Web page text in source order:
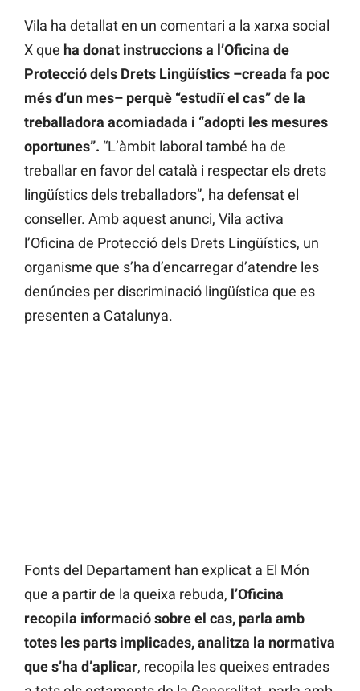
Vila ha detallat en un comentari a la xarxa social
X que ha donat instruccions a l’Oficina de
Protecció dels Drets Lingüístics –creada fa poc
més d’un mes– perquè “estudiï el cas” de la
treballadora acomiadada i “adopti les mesures
oportunes”. “L’àmbit laboral també ha de
treballar en favor del català i respectar els drets
lingüístics dels treballadors”, ha defensat el
conseller. Amb aquest anunci, Vila activa
l’Oficina de Protecció dels Drets Lingüístics, un
organisme que s’ha d’encarregar d’atendre les
denúncies per discriminació lingüística que es
presenten a Catalunya.
Fonts del Departament han explicat a El Món
que a partir de la queixa rebuda, l’Oficina
recopila informació sobre el cas, parla amb
totes les parts implicades, analitza la normativa
que s’ha d’aplicar, recopila les queixes entrades